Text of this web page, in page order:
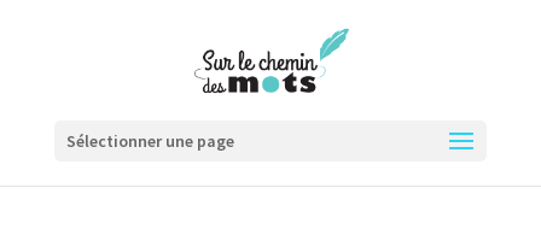
Sélectionner une page